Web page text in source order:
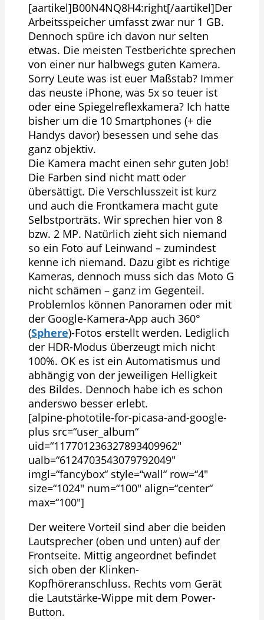
[aartikel]B00N4NQ8H4:right[/aartikel]Der
Arbeitsspeicher umfasst zwar nur 1 GB.
Dennoch spüre ich davon nur selten
etwas. Die meisten Testberichte sprechen
von einer nur halbwegs guten Kamera.
Sorry Leute was ist euer Maßstab? Immer
das neuste iPhone, was 5x so teuer ist
oder eine Spiegelreflexkamera? Ich hatte
bisher um die 10 Smartphones (+ die
Handys davor) besessen und sehe das
ganz objektiv.
Die Kamera macht einen sehr guten Job!
Die Farben sind nicht matt oder
übersättigt. Die Verschlusszeit ist kurz
und auch die Frontkamera macht gute
Selbstporträts. Wir sprechen hier von 8
bzw. 2 MP. Natürlich zieht sich niemand
so ein Foto auf Leinwand – zumindest
kenne ich niemand. Dazu gibt es richtige
Kameras, dennoch muss sich das Moto G
nicht schämen – ganz im Gegenteil.
Problemlos können Panoramen oder mit
der Google-Kamera-App auch 360°
(Sphere)-Fotos erstellt werden. Lediglich
der HDR-Modus überzeugt mich nicht
100%. OK es ist ein Automatismus und
abhängig von der jeweiligen Helligkeit
des Bildes. Dennoch habe ich es schon
anderswo besser erlebt.
[alpine-phototile-for-picasa-and-google-
plus src=“user_album“
uid=“117701236327893409962″
ualb=“6124703543079792049″
imgl=“fancybox“ style=“wall“ row=“4″
size=“1024″ num=“100″ align=“center“
max=“100″]
Der weitere Vorteil sind aber die beiden
Lautsprecher (oben und unten) auf der
Frontseite. Mittig angeordnet befindet
sich oben der Klinken-
Kopfhöreranschluss. Rechts vom Gerät
die Lautstärke-Wippe mit dem Power-
Button.